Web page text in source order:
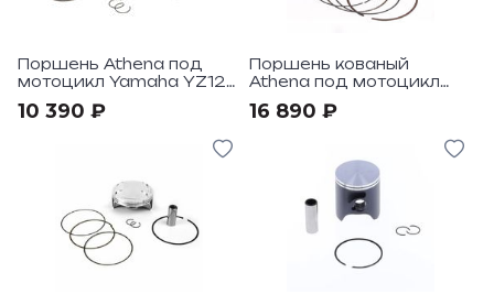
Поршень Athena под
мотоцикл Yamaha YZ125
10 390 ₽
Поршень кованый
Athena под мотоцикл
16 890 ₽